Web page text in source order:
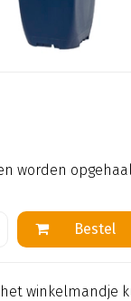
worden
winkelmandje